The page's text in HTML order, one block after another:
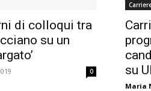
di colloqui tra
su un
0
su
Maria